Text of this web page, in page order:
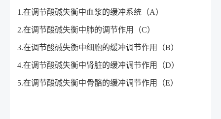
1.在调节酸碱失衡中血浆的缓冲系统（A）
2.在调节酸碱失衡中肺的调节作用（C）
3.在调节酸碱失衡中细胞的缓冲调节作用（B）
4.在调节酸碱失衡中肾脏的缓冲调节作用（D）
5.在调节酸碱失衡中骨骼的缓冲调节作用（E）